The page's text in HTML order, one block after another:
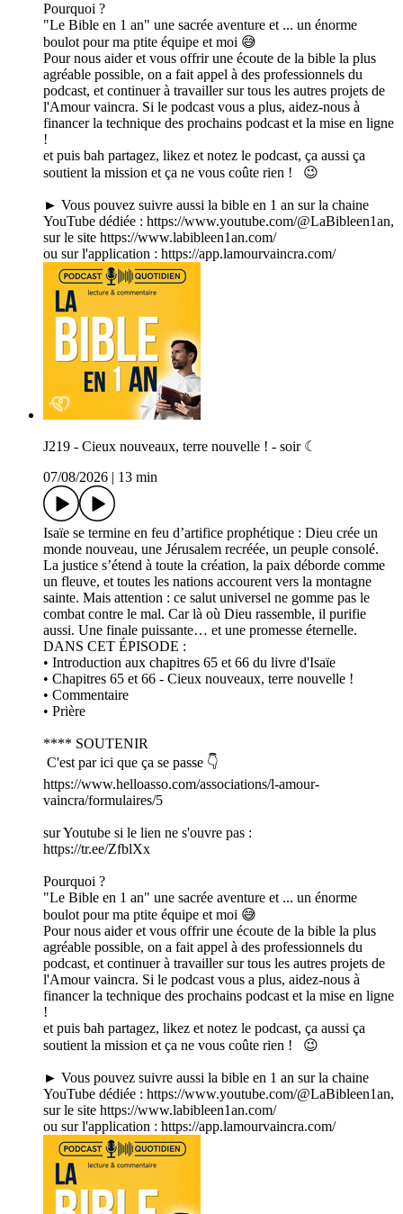
Pourquoi ?
"Le Bible en 1 an" une sacrée aventure et ... un énorme
boulot pour ma ptite équipe et moi 😅
Pour nous aider et vous offrir une écoute de la bible la plus
agréable possible, on a fait appel à des professionnels du
podcast, et continuer à travailler sur tous les autres projets de
l'Amour vaincra. Si le podcast vous a plus, aidez-nous à
financer la technique des prochains podcast et la mise en ligne
!
et puis bah partagez, likez et notez le podcast, ça aussi ça
soutient la mission et ça ne vous coûte rien ! 😉
► Vous pouvez suivre aussi la bible en 1 an sur la chaine
YouTube dédiée : https://www.youtube.com/@LaBibleen1an,
sur le site https://www.labibleen1an.com/
ou sur l'application : https://app.lamourvaincra.com/
J219 - Cieux nouveaux, terre nouvelle ! - soir ☾
07/08/2026
13 min
Isaïe se termine en feu d’artifice prophétique : Dieu crée un
monde nouveau, une Jérusalem recréée, un peuple consolé.
La justice s’étend à toute la création, la paix déborde comme
un fleuve, et toutes les nations accourent vers la montagne
sainte. Mais attention : ce salut universel ne gomme pas le
combat contre le mal. Car là où Dieu rassemble, il purifie
aussi. Une finale puissante… et une promesse éternelle.
DANS CET ÉPISODE :
• Introduction aux chapitres 65 et 66 du livre d'Isaïe
• Chapitres 65 et 66 - Cieux nouveaux, terre nouvelle !
• Commentaire
• Prière
**** SOUTENIR
C'est par ici que ça se passe 👇
https://www.helloasso.com/associations/l-amour-
vaincra/formulaires/5
sur Youtube si le lien ne s'ouvre pas :
https://tr.ee/ZfblXx
Pourquoi ?
"Le Bible en 1 an" une sacrée aventure et ... un énorme
boulot pour ma ptite équipe et moi 😅
Pour nous aider et vous offrir une écoute de la bible la plus
agréable possible, on a fait appel à des professionnels du
podcast, et continuer à travailler sur tous les autres projets de
l'Amour vaincra. Si le podcast vous a plus, aidez-nous à
financer la technique des prochains podcast et la mise en ligne
!
et puis bah partagez, likez et notez le podcast, ça aussi ça
soutient la mission et ça ne vous coûte rien ! 😉
► Vous pouvez suivre aussi la bible en 1 an sur la chaine
YouTube dédiée : https://www.youtube.com/@LaBibleen1an,
sur le site https://www.labibleen1an.com/
ou sur l'application : https://app.lamourvaincra.com/